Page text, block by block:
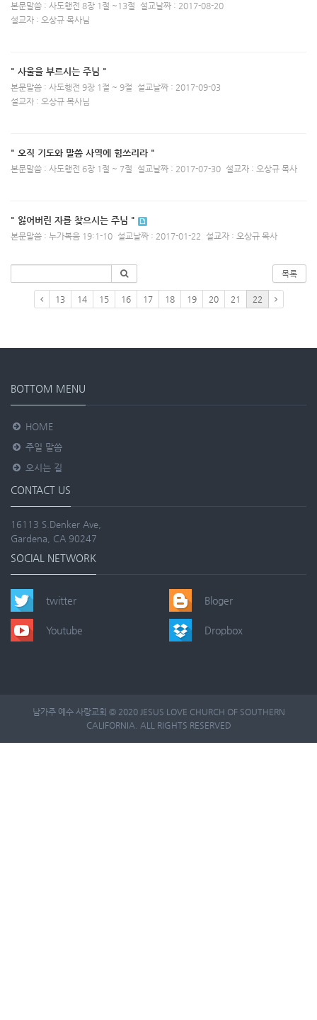
본문말씀 : 사도행전 8장 1절 ~13절
설교날짜 : 2017-08-20
설교자 : 오상규 목사님
" 사울을 부르시는 주님 "
본문말씀 : 사도행전 9장 1절 ~ 9절
설교날짜 : 2017-09-03
설교자 : 오상규 목사님
" 오직 기도와 말씀 사역에 힘쓰리라 "
본문말씀 : 사도행전 6장 1절 ~ 7절 설교날짜 : 2017-07-30 설교자 : 오상규 목사
" 잃어버린 자를 찾으시는 주님 "
본문말씀 : 누가복음 19:1-10 설교날짜 : 2017-01-22 설교자 : 오상규 목사
목록
13 14 15 16 17 18 19 20 21 22
BOTTOM MENU
HOME
주일 말씀
오시는 길
CONTACT US
16113 S.Denker Ave,
Gardena, CA 90247
SOCIAL NETWORK
twitter
Youtube
Bloger
Dropbox
남가주 예수 사랑교회 © 2020 JESUS LOVE CHURCH OF SOUTHERN
CALIFORNIA. ALL RIGHTS RESERVED